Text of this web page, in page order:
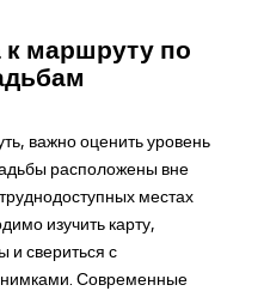
к маршруту по
важно оценить уровень
расположены вне
местах
изучить карту,
и свериться с
Современные